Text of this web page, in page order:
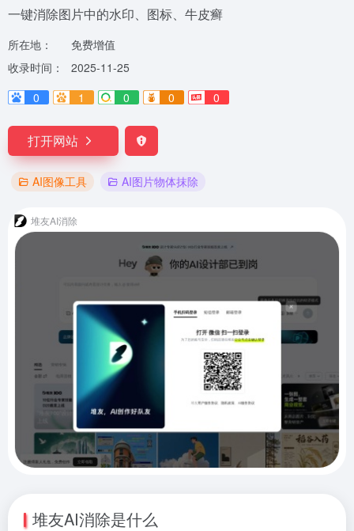
一键消除图片中的水印、图标、牛皮癣
所在地：
免费增值
收录时间：
2025-11-25
0
1 0 0 0
打开网站
AI图像工具 AI图片物体抹除
堆友AI消除
堆友AI消除是什么